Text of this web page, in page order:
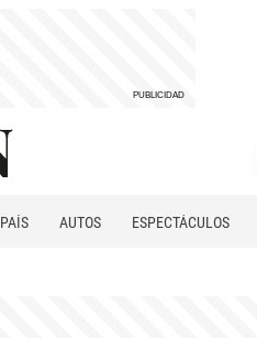
PAÍS AUTOS
ESPECTÁCULOS